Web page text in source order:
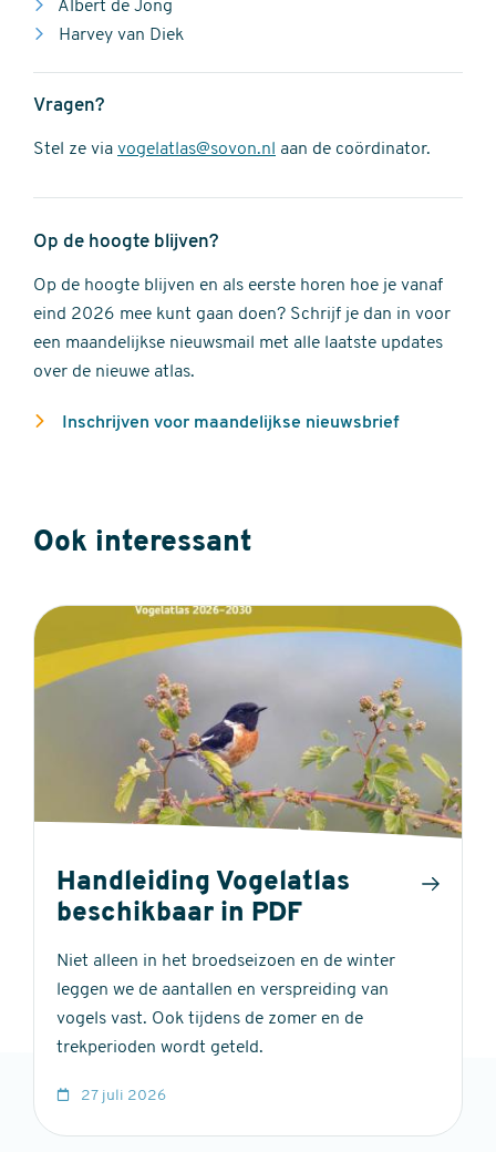
Albert de Jong
Harvey van Diek
Vragen?
Stel ze via vogelatlas@sovon.nl aan de coördinator.
Op de hoogte blijven?
Op de hoogte blijven en als eerste horen hoe je vanaf
eind 2026 mee kunt gaan doen? Schrijf je dan in voor
een maandelijkse nieuwsmail met alle laatste updates
over de nieuwe atlas.
Inschrijven voor maandelijkse nieuwsbrief
Ook interessant
Handleiding Vogelatlas
beschikbaar in PDF
Niet alleen in het broedseizoen en de winter
leggen we de aantallen en verspreiding van
vogels vast. Ook tijdens de zomer en de
trekperioden wordt geteld.
27 juli 2026